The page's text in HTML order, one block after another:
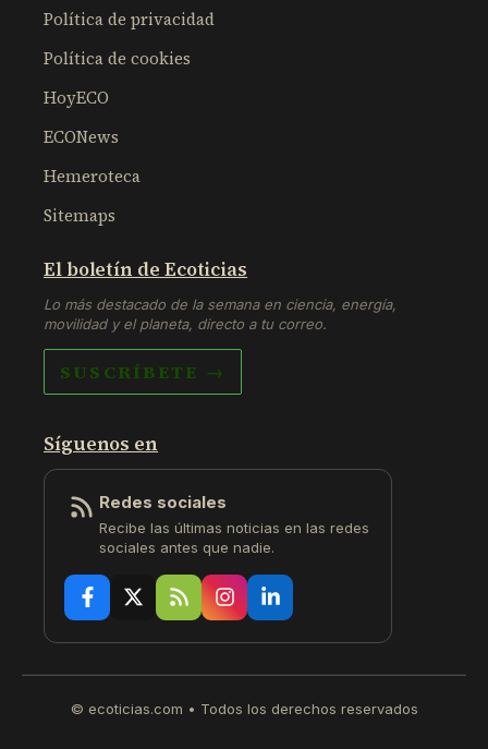
Política de privacidad
Política de cookies
HoyECO
ECONews
Hemeroteca
Sitemaps
El boletín de Ecoticias
Lo más destacado de la semana en ciencia, energía,
movilidad y el planeta, directo a tu correo.
SUSCRÍBETE →
Síguenos en
Redes sociales
Recibe las últimas noticias en las redes
sociales antes que nadie.
© ecoticias.com • Todos los derechos reservados